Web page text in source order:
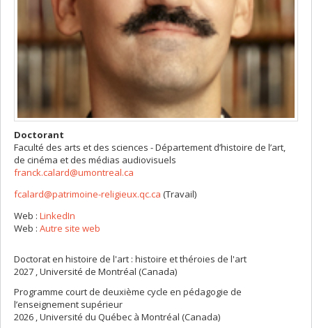
Doctorant
Faculté des arts et des sciences - Département d’histoire de l’art,
de cinéma et des médias audiovisuels
franck.calard@umontreal.ca
Courriels
fcalard@patrimoine-religieux.qc.ca (Travail)
Web : LinkedIn
Web : Autre site web
Doctorat en histoire de l'art : histoire et théroies de l'art
2027 , Université de Montréal (Canada)
Programme court de deuxième cycle en pédagogie de
l’enseignement supérieur
2026 , Université du Québec à Montréal (Canada)